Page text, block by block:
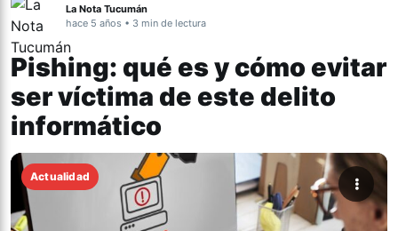
La Nota Tucumán
hace 5 años • 3 min de lectura
Pishing: qué es y cómo evitar
ser víctima de este delito
informático
Actualidad